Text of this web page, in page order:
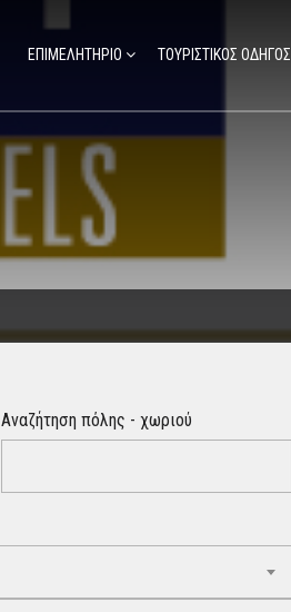
ΕΠΙΜΕΛΗΤΗΡΙΟ ΤΟΥΡΙΣΤΙΚΟΣ ΟΔΗΓΟΣ
Αναζήτηση πόλης - χωριού